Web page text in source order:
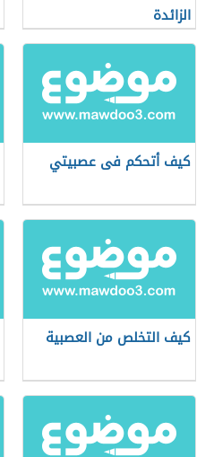
الزائدة
كيف أتحكم فى عصبيتي
كيف التخلص من العصبية